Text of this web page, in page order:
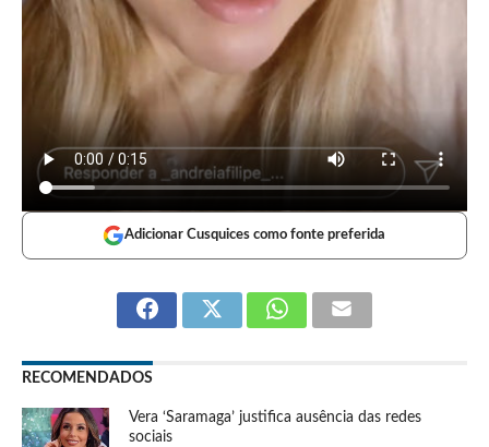
Adicionar Cusquices como fonte preferida
RECOMENDADOS
Vera ‘Saramaga’ justifica ausência das redes
sociais